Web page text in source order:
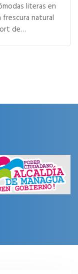
literas en
natural
de…